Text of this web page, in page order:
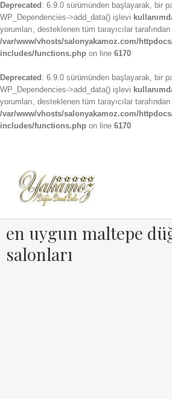
Deprecated : 6.9.0 sürümünden başlayarak, bir
WP_Dependencies->add_data() işlevi
yorumları, desteklenen tüm tarayıcılar
/var/www/vhosts/salonyakamoz.com/
includes/functions.php on line 6170
Deprecated : 6.9.0 sürümünden başlayarak, bir
WP_Dependencies->add_data() işlevi
yorumları, desteklenen tüm tarayıcılar
/var/www/vhosts/salonyakamoz.com/
includes/functions.php on line 6170
en uygun maltepe
salonları